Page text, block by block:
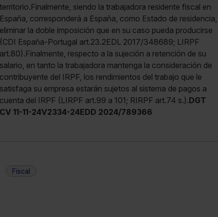
También puedes configurarlas cookies y seleccionar
solo aquellas que quieras permitir en tu navegador. Si
no seleccionas ninguna utilizaremos las que sean
indispensables para la navegación.
Saber más acerca de las cookies
territorio.Finalmente, siendo la trabajadora residente fiscal en
España, corresponderá a España, como Estado de residencia,
eliminar la doble imposición que en su caso pueda producirse
(CDI España-Portugal art.23.2EDL 2017/348689; LIRPF
art.80).Finalmente, respecto a la sujeción a retención de su
salario, en tanto la trabajadora mantenga la consideración de
contribuyente del IRPF, los rendimientos del trabajo que le
satisfaga su empresa estarán sujetos al sistema de pagos a
cuenta del IRPF (LIRPF art.99 a 101; RIRPF art.74 s.).DGT
CV 11-11-24V2334-24EDD 2024/789366
Fiscal